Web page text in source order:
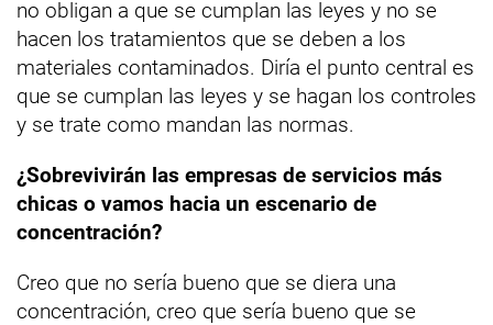
no obligan a que se cumplan las leyes y no se
hacen los tratamientos que se deben a los
materiales contaminados. Diría el punto central es
que se cumplan las leyes y se hagan los controles
y se trate como mandan las normas.
¿Sobrevivirán las empresas de servicios más
chicas o vamos hacia un escenario de
concentración?
Creo que no sería bueno que se diera una
concentración, creo que sería bueno que se